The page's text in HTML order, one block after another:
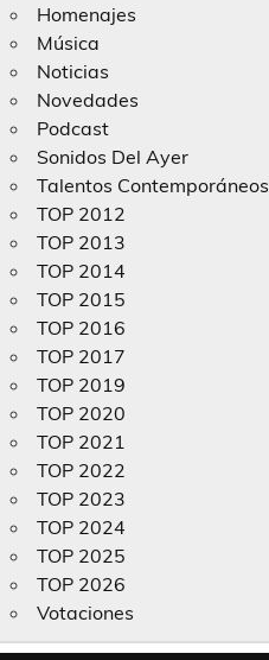
Homenajes
Música
Noticias
Novedades
Podcast
Sonidos Del Ayer
Talentos Contemporáneos
TOP 2012
TOP 2013
TOP 2014
TOP 2015
TOP 2016
TOP 2017
TOP 2019
TOP 2020
TOP 2021
TOP 2022
TOP 2023
TOP 2024
TOP 2025
TOP 2026
Votaciones